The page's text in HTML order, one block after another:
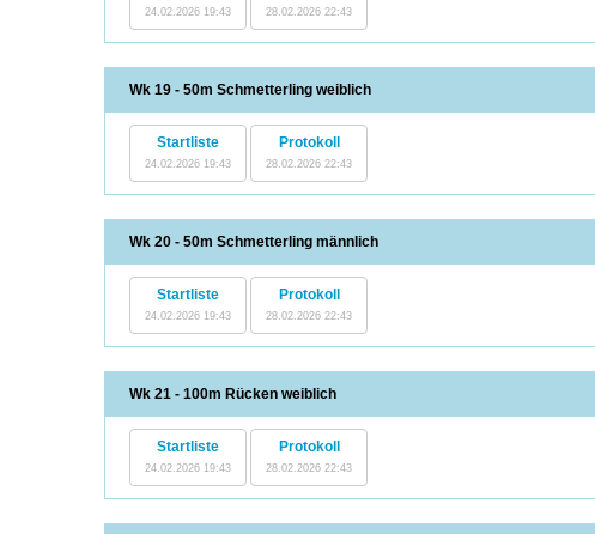
24.02.2026 19:43 28.02.2026 22:43
Wk 19 - 50m Schmetterling weiblich
Startliste
24.02.2026 19:43
Protokoll
28.02.2026 22:43
Wk 20 - 50m Schmetterling männlich
Startliste
24.02.2026 19:43
Protokoll
28.02.2026 22:43
Wk 21 - 100m Rücken weiblich
Startliste
24.02.2026 19:43
Protokoll
28.02.2026 22:43